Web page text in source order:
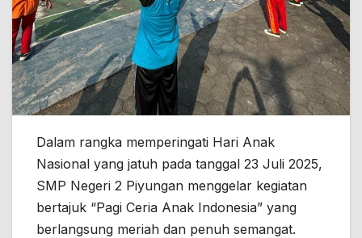
Dalam rangka memperingati Hari Anak
Nasional yang jatuh pada tanggal 23 Juli 2025,
SMP Negeri 2 Piyungan menggelar kegiatan
bertajuk “Pagi Ceria Anak Indonesia” yang
berlangsung meriah dan penuh semangat.